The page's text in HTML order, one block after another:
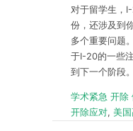
对于留学生，
份，还涉及到
多个重要问题
于I-20的一些
到下一个阶段。
学术紧急 开除
开除应对, 美